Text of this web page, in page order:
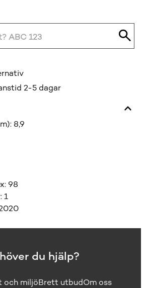
2-5 dagar
: 8,9
: 98
:1
du hjälp?
och miljöBrett utbudOm oss